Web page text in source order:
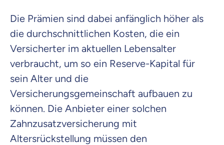
Die Prämien sind dabei anfänglich höher als
die durchschnittlichen Kosten, die ein
Versicherter im aktuellen Lebensalter
verbraucht, um so ein Reserve-Kapital für
sein Alter und die
Versicherungsgemeinschaft aufbauen zu
können. Die Anbieter einer solchen
Zahnzusatzversicherung mit
Altersrückstellung müssen den